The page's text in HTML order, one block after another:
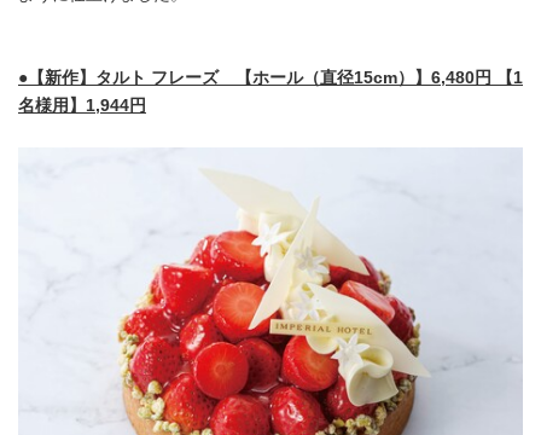
●【新作】タルト フレーズ 【ホール（直径15cm）】6,480円 【1
名様用】1,944円